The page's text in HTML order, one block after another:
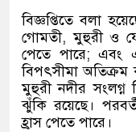
বিজ্ঞপ্তিতে বলা
গোমতী, মুহুরী ও
পেতে পারে; এবং
বিপৎসীমা
মুহুরী নদীর সংলগ্ন
ঝুঁকি রয়েছে।
হ্রাস পেতে পারে।